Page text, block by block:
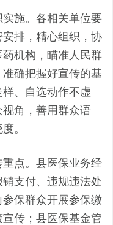
实施。 各相关单位要
排，精心组织 ，协
机构， 瞄准人民群
确把握好宣传的基
、自选动作不虚
角，善用群众语
度。
点。 县医保业务经
支付、违规违法处
保群众开展参保缴
传；县医保基金管